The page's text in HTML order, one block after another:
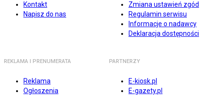
Kontakt
Napisz do nas
Zmiana ustawień zgód
Regulamin serwisu
Informacje o nadawcy
Deklaracja dostępności
REKLAMA I PRENUMERATA
Reklama
Ogłoszenia
PARTNERZY
E-kiosk.pl
E-gazety.pl